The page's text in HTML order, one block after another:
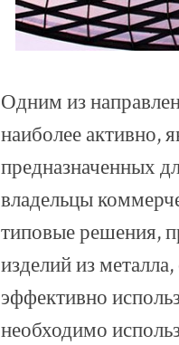
Одним из
наиболее активно,
предназначенных
владельцы
типовые решения,
изделий из
эффективно
необходимо